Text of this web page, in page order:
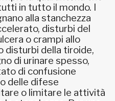
in tutto il mondo. I
alla stanchezza
disturbi del
o crampi allo
disturbi della tiroide,
di urinare spesso,
di confusione
delle difese
o limitare le attività